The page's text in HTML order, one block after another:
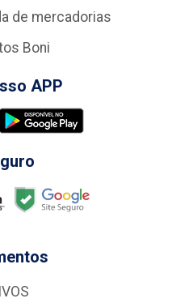
de mercadorias
Boni
APP